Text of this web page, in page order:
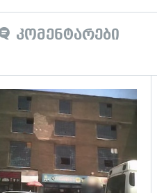
კომენტარები